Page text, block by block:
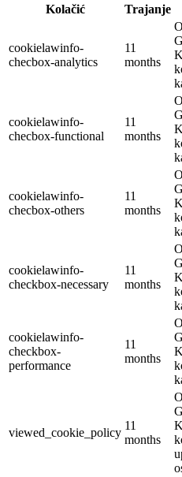
Kolačić
Trajanje
cookielawinfo-
checbox-analytics
11
months
cookielawinfo-
checbox-functional
11
months
cookielawinfo-
checbox-others
11
months
cookielawinfo-
checkbox-necessary
11
months
cookielawinfo-
checkbox-
performance
11
months
viewed_cookie_policy
11
months